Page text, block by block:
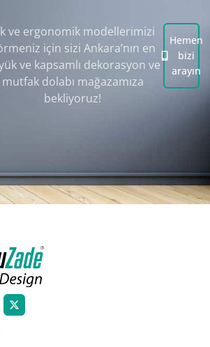
ve ergonomik modellerimizi
için sizi Ankara’nın en
ve kapsamlı dekorasyon ve
mutfak dolabı mağazamıza
bekliyoruz!
Hemen
bizi
arayın